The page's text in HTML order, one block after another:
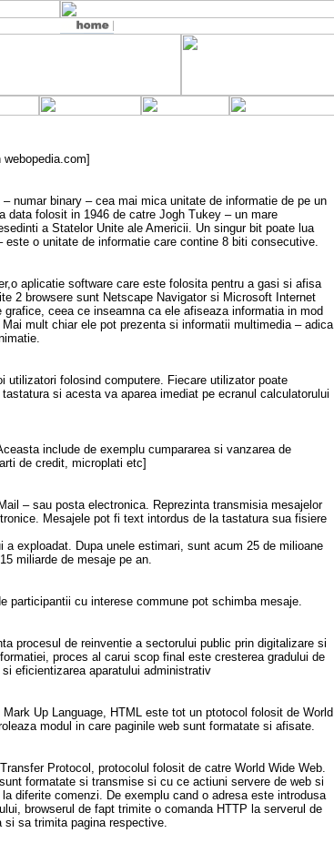
numar binary – cea mai mica unitate de informatie de pe un
data folosit in 1946 de catre Jogh Tukey – un mare
a Statelor Unite ale Americii. Un singur bit poate lua
este o unitate de informatie care contine 8 biti consecutive.
aplicatie software care este folosita pentru a gasi si afisa
2 browsere sunt Netscape Navigator si Microsoft Internet
grafice, ceea ce inseamna ca ele afiseaza informatia in mod
mult chiar ele pot prezenta si informatii multimedia – adica
utilizatori folosind computere. Fiecare utilizator poate
si acesta va aparea imediat pe ecranul calculatorului
include de exemplu cumpararea si vanzarea de
de credit, microplati etc]
– sau posta electronica. Reprezinta transmisia mesajelor
Mesajele pot fi text intordus de la tastatura sua fisiere
a exploadat. Dupa unele estimari, sunt acum 25 de milioane
miliarde de mesaje pe an.
participantii cu interese commune pot schimba mesaje.
procesul de reinventie a sectorului public prin digitalizare si
proces al carui scop final este cresterea gradului de
eficientizarea aparatului administrativ
Up Language, HTML este tot un ptotocol folosit de World
modul in care paginile web sunt formatate si afisate.
Protocol, protocolul folosit de catre World Wide Web.
formatate si transmise si cu ce actiuni servere de web si
diferite comenzi. De exemplu cand o adresa este introdusa
browserul de fapt trimite o comanda HTTP la serverul de
si sa trimita pagina respective.